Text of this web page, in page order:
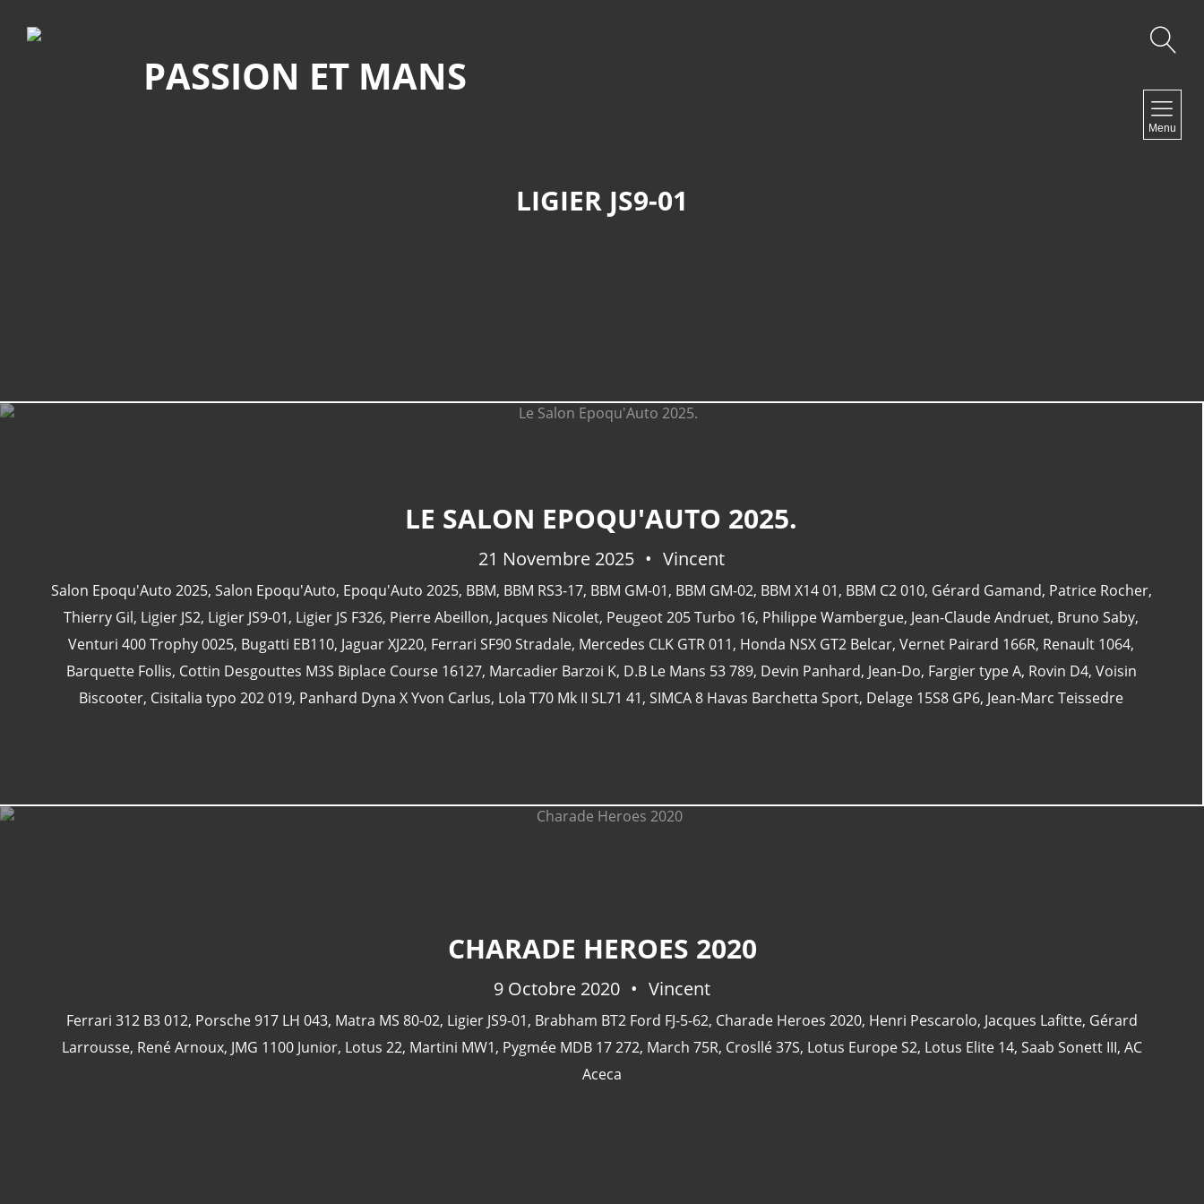
PASSION ET MANS
Menu
LIGIER JS9-01
LE SALON EPOQU'AUTO 2025.
21 Novembre 2025 Vincent
Salon Epoqu'Auto 2025, Salon Epoqu'Auto, Epoqu'Auto 2025, BBM, BBM RS3-17, BBM GM-01, BBM GM-02, BBM X14 01, BBM C2 010, Gérard Gamand, Patrice Rocher,
Thierry Gil, Ligier JS2, Ligier JS9-01, Ligier JS F326, Pierre Abeillon, Jacques Nicolet, Peugeot 205 Turbo 16, Philippe Wambergue, Jean-Claude Andruet, Bruno Saby,
Venturi 400 Trophy 0025, Bugatti EB110, Jaguar XJ220, Ferrari SF90 Stradale, Mercedes CLK GTR 011, Honda NSX GT2 Belcar, Vernet Pairard 166R, Renault 1064,
Barquette Follis, Cottin Desgouttes M3S Biplace Course 16127, Marcadier Barzoi K, D.B Le Mans 53 789, Devin Panhard, Jean-Do, Fargier type A, Rovin D4, Voisin
Biscooter, Cisitalia typo 202 019, Panhard Dyna X Yvon Carlus, Lola T70 Mk II SL71 41, SIMCA 8 Havas Barchetta Sport, Delage 15S8 GP6, Jean-Marc Teissedre
CHARADE HEROES 2020
9 Octobre 2020 Vincent
Ferrari 312 B3 012, Porsche 917 LH 043, Matra MS 80-02, Ligier JS9-01, Brabham BT2 Ford FJ-5-62, Charade Heroes 2020, Henri Pescarolo, Jacques Lafitte, Gérard
Larrousse, René Arnoux, JMG 1100 Junior, Lotus 22, Martini MW1, Pygmée MDB 17 272, March 75R, Crosllé 37S, Lotus Europe S2, Lotus Elite 14, Saab Sonett III, AC
Aceca